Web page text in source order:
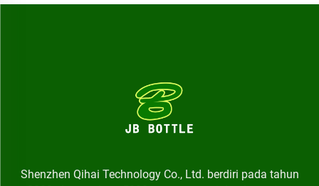
Shenzhen Qihai Technology Co., Ltd. berdiri pada tahun